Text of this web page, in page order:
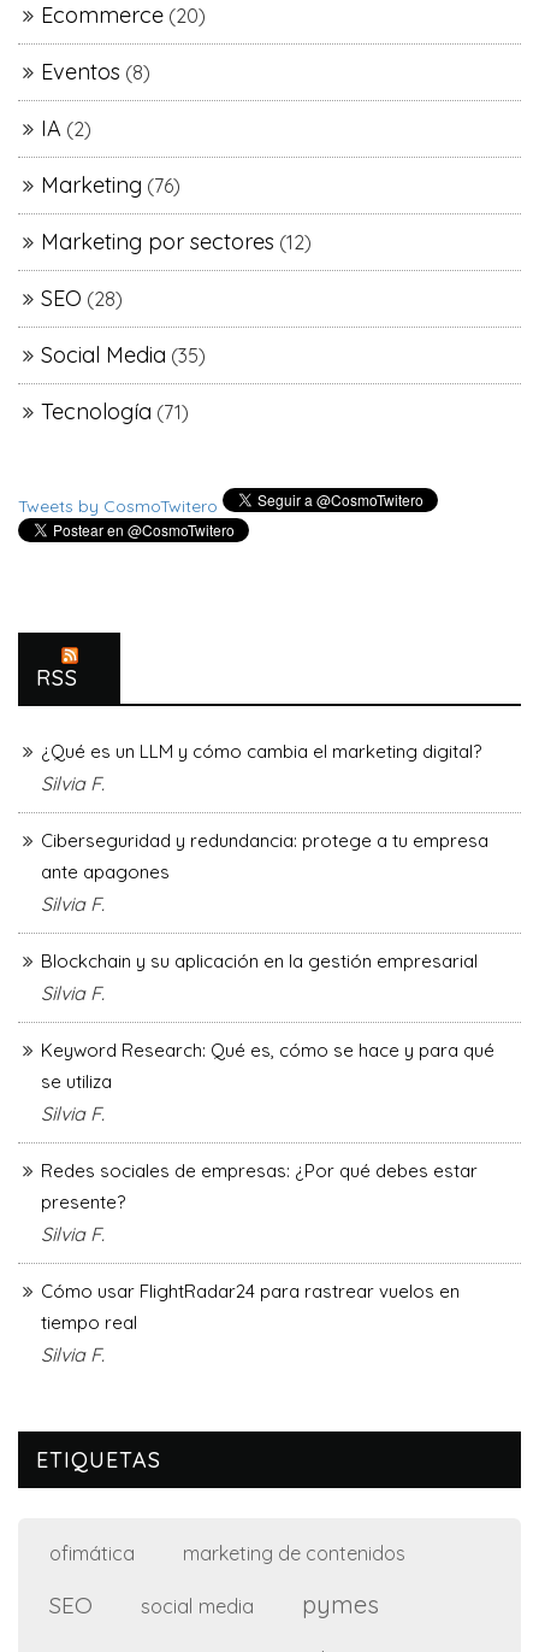
Ecommerce (20)
Eventos (8)
IA (2)
Marketing (76)
Marketing por sectores (12)
SEO (28)
Social Media (35)
Tecnología (71)
Tweets by CosmoTwitero
RSS
¿Qué es un LLM y cómo cambia el marketing digital?
Silvia F.
Ciberseguridad y redundancia: protege a tu empresa
ante apagones
Silvia F.
Blockchain y su aplicación en la gestión empresarial
Silvia F.
Keyword Research: Qué es, cómo se hace y para qué
se utiliza
Silvia F.
Redes sociales de empresas: ¿Por qué debes estar
presente?
Silvia F.
Cómo usar FlightRadar24 para rastrear vuelos en
tiempo real
Silvia F.
ETIQUETAS
ofimática marketing de contenidos
SEO social media pymes